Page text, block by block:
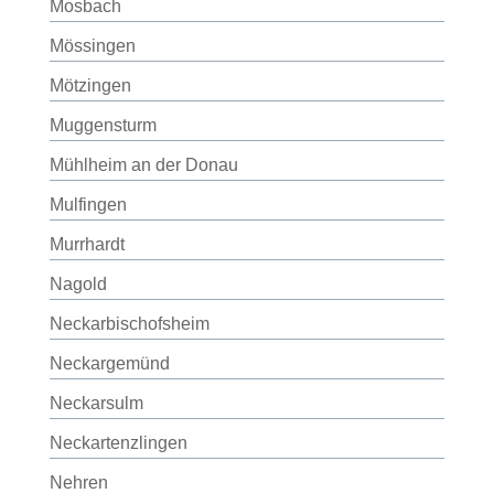
Mosbach
Mössingen
Mötzingen
Muggensturm
Mühlheim an der Donau
Mulfingen
Murrhardt
Nagold
Neckarbischofsheim
Neckargemünd
Neckarsulm
Neckartenzlingen
Nehren